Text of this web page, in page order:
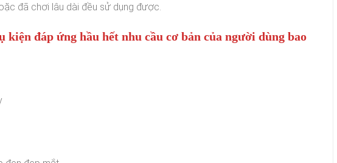
đã chơi lâu dài đều sử dụng được.
kiện đáp ứng hầu hết nhu cầu cơ bản của người dùng bao